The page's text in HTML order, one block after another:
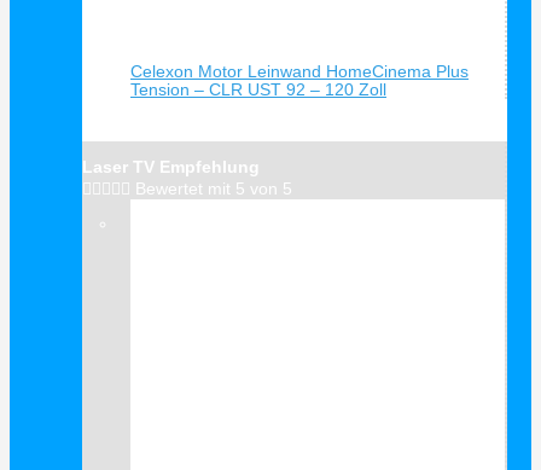
Celexon Motor Leinwand HomeCinema Plus
Tension – CLR UST 92 – 120 Zoll
Laser TV Empfehlung
     Bewertet mit 5 von 5